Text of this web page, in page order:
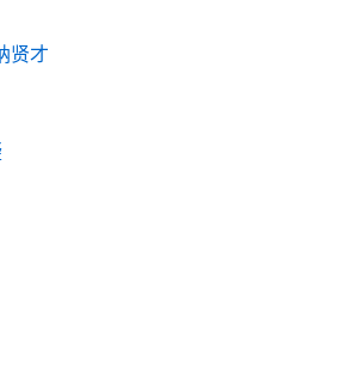
贤才